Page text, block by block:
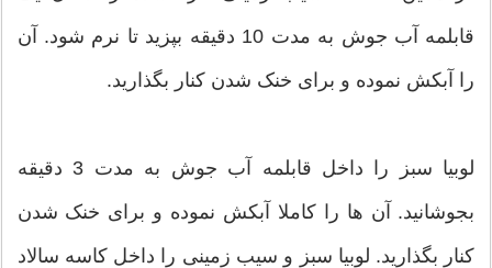
قابلمه آب جوش به مدت 10 دقیقه بپزید تا نرم شود. آن
را آبکش نموده و برای خنک شدن کنار بگذارید.
لوبیا سبز را داخل قابلمه آب جوش به مدت 3 دقیقه
بجوشانید. آن ها را کاملا آبکش نموده و برای خنک شدن
کنار بگذارید. لوبیا سبز و سیب زمینی را داخل کاسه سالاد